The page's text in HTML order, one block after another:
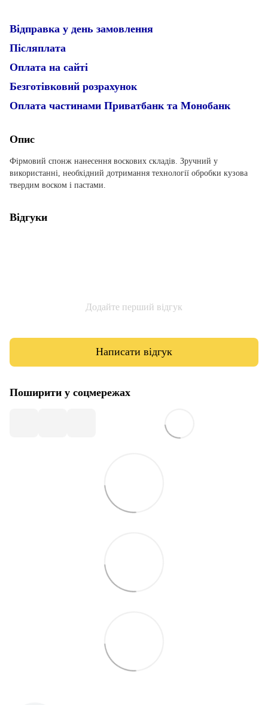
Відправка у день замовлення
Післяплата
Оплата на сайті
Безготівковий розрахунок
Оплата частинами Приватбанк та Монобанк
Опис
Фірмовий спонж нанесення воскових складів. Зручний у
використанні, необхідний дотримання технології обробки кузова
твердим воском і пастами.
Відгуки
Додайте перший відгук
Написати відгук
Поширити у соцмережах